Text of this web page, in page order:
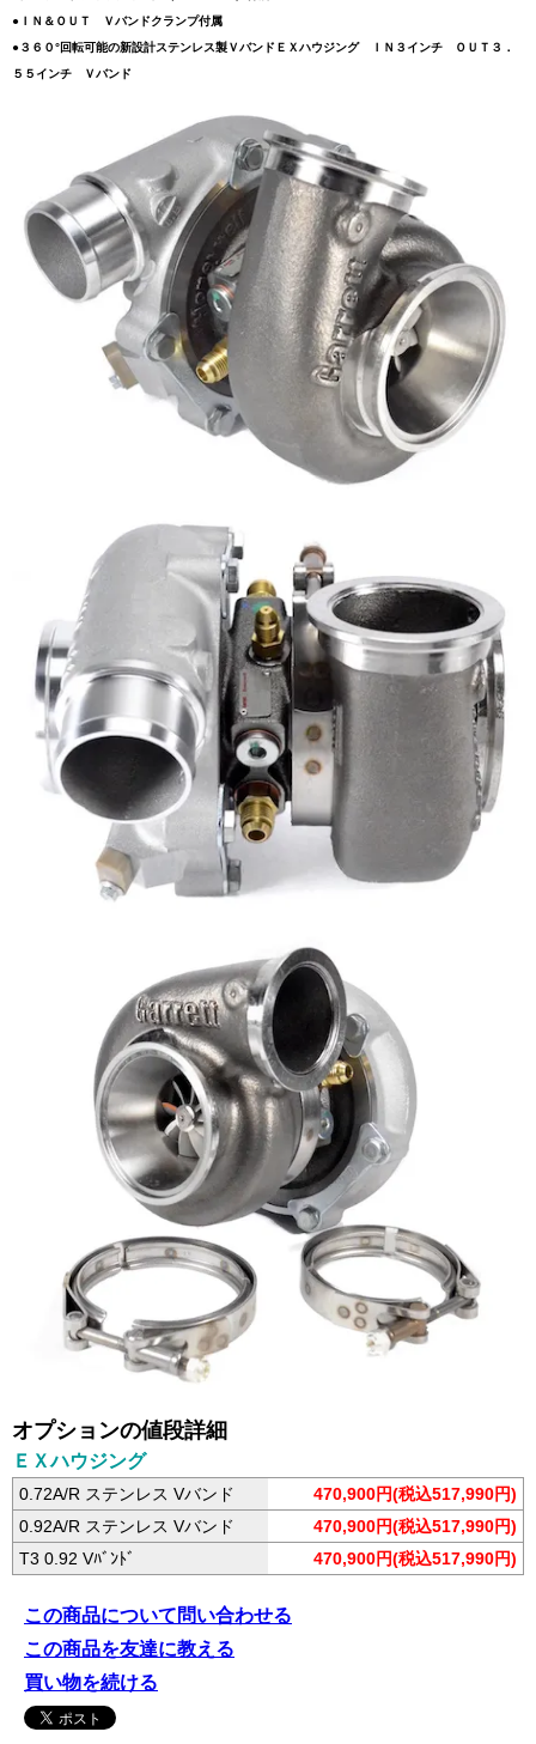
●ＩＮ＆ＯＵＴ Ｖバンドクランプ付属
●３６０°回転可能の新設計ステンレス製ＶバンドＥＸハウジング ＩＮ３インチ ＯＵＴ３．
５５インチ Ｖバンド
オプションの値段詳細
ＥＸハウジング
0.72A/R ステンレス Vバンド
470,900円(税込517,990円)
0.92A/R ステンレス Vバンド
470,900円(税込517,990円)
T3 0.92 Vﾊﾞﾝﾄﾞ
470,900円(税込517,990円)
この商品について問い合わせる
この商品を友達に教える
買い物を続ける